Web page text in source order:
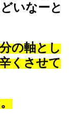
いなーと
の軸とし
くさせて